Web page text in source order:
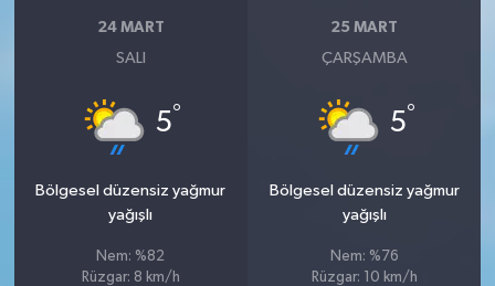
24 MART
SALI
5°
Bölgesel düzensiz yağmur
yağışlı
Nem: %82
Rüzgar: 8 km/h
25 MART
ÇARŞAMBA
5°
Bölgesel düzensiz yağmur
yağışlı
Nem: %76
Rüzgar: 10 km/h